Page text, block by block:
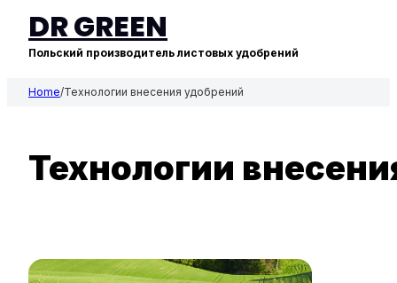
DR GREEN
Польский производитель листовых удобрений
Home/Технологии внесения удобрений
Технологии